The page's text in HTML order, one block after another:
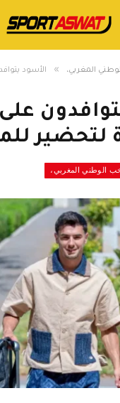
المغربي، » الأسود يتوافدون
لتحضير
الوطني المغربي،